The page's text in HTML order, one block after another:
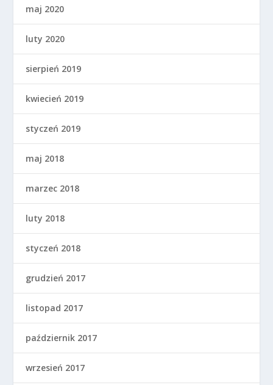
maj 2020
luty 2020
sierpień 2019
kwiecień 2019
styczeń 2019
maj 2018
marzec 2018
luty 2018
styczeń 2018
grudzień 2017
listopad 2017
październik 2017
wrzesień 2017